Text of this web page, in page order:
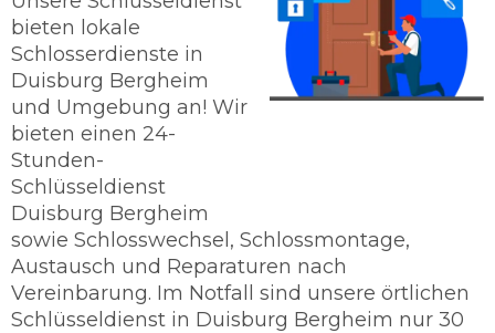
bieten lokale
Schlosserdienste in
Duisburg Bergheim
und Umgebung an! Wir
bieten einen 24-
Stunden-
Schlüsseldienst
Duisburg Bergheim
sowie Schlosswechsel, Schlossmontage,
Austausch und Reparaturen nach
Vereinbarung. Im Notfall sind unsere örtlichen
Schlüsseldienst in Duisburg Bergheim nur 30